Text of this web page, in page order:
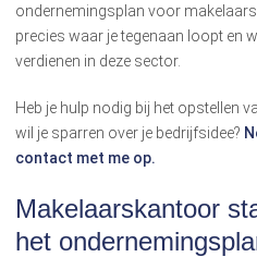
ondernemingsplan voor
precies waar je tegenaan loopt en
verdienen in deze sector.
Heb je hulp nodig bij het opstellen
wil je sparren over je bedrijfsidee?
contact met me op.
Makelaarskantoor
het